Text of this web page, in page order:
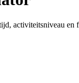
activiteitsniveau